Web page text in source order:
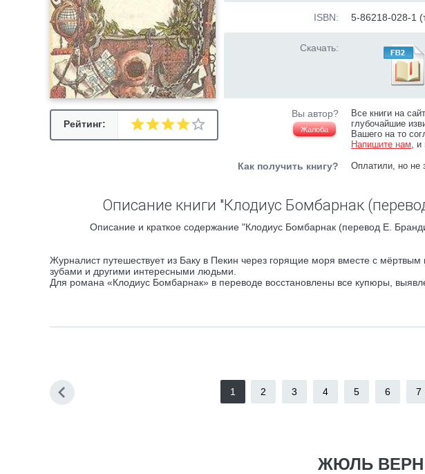
Рейтинг:
ISBN: 5-86218-028-1
Скачать:
Вы автор?
Жалоба
Все книги на
глубочайшие
Вашего на то
Напишите нам, и
Как получить книгу? Оплатили, но не
Описание книги "Клодиус Бомбарнак
Описание и краткое содержание "Клодиус Бомбарнак (перевод Е.
Журналист путешествует из Баку в Пекин через горящие моря вместе с
зубами и другими интересными людьми.
Для романа «Клодиус Бомбарнак» в переводе восстановлены все купюры,
1 2 3 4 5 6 7
ЖЮЛЬ ВЕРН